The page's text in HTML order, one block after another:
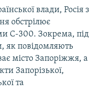
влади, Росія з
обстрілює
С-300. Зокрема, під
як повідомляють
місто Запоріжжя, а
Запорізької,
та